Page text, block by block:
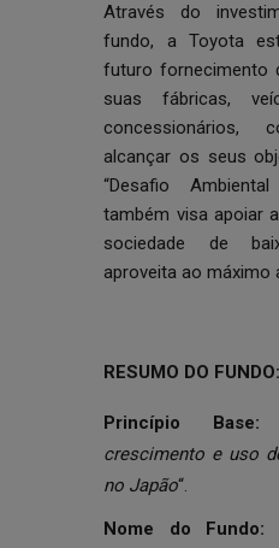
Através do
fundo, a Toyota
futuro fornecimento
suas fábricas,
alcançar os seus
“Desafio
também visa apoiar
sociedade de
aproveita ao máximo
RESUMO DO FUNDO:
Princípio Base:
crescimento e uso
no Japão“.
Nome do Fundo: